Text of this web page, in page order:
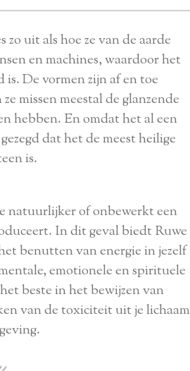
uit als hoe ze van de aarde
en machines, waardoor het
De vormen zijn af en toe
missen meestal de glanzende
hebben. En omdat het al een
dat het de meest heilige
is.
natuurlijker of onbewerkt een
In dit geval biedt Ruwe
benutten van energie in jezelf
emotionele en spirituele
beste in het bewijzen van
van de toxiciteit uit je lichaam